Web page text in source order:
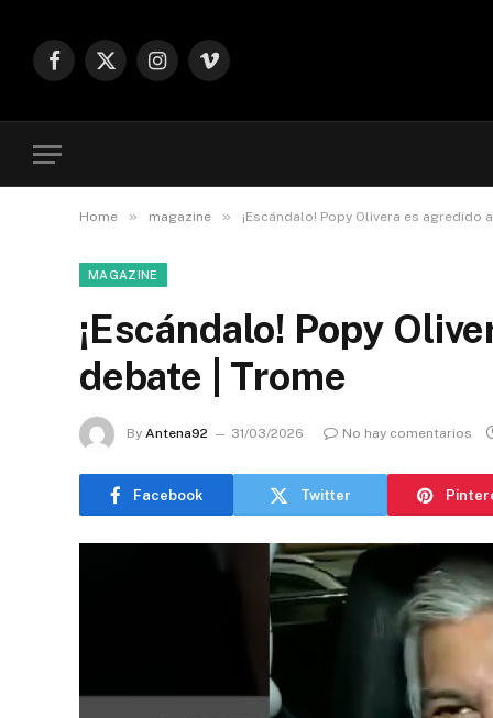
Facebook
X
Instagram
Vimeo
Home » magazine » ¡Escándalo! Popy Olivera es agredido
MAGAZINE
¡Escándalo! Popy
debate | Trome
By Antena92 31/03/2026 No hay comentarios
Facebook Twitter